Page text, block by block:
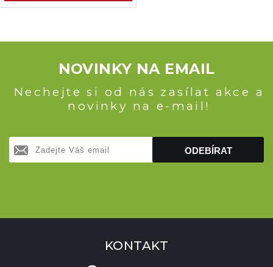
NOVINKY NA EMAIL
Nechejte si od nás zasílat akce a
novinky na e-mail!
ODEBÍRAT
KONTAKT